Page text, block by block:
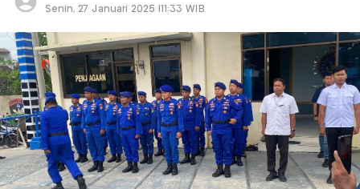
Senin, 27 Januari 2025 |11:33 WIB